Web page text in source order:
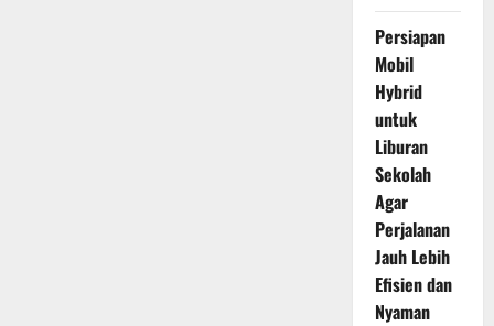
Persiapan
Mobil
Hybrid
untuk
Liburan
Sekolah
Agar
Perjalanan
Jauh Lebih
Efisien dan
Nyaman